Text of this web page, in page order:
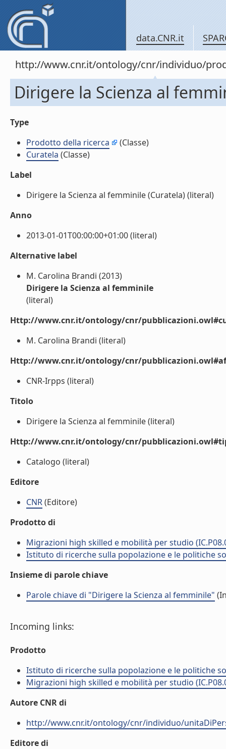
data.CNR.it
http://www.cnr.it/ontology/cnr/individuo/
Dirigere la Scienza al
Type
Prodotto della ricerca
(Classe)
Curatela (Classe)
Label
Dirigere la Scienza al femminile (Curatela) (literal)
Anno
2013-01-01T00:00:00+01:00 (literal)
Alternative label
M. Carolina Brandi (2013)
Dirigere la Scienza al femminile
(literal)
Http://www.cnr.it/ontology/cnr/
M. Carolina Brandi (literal)
Http://www.cnr.it/ontology/cnr/
CNR-Irpps (literal)
Titolo
Dirigere la Scienza al femminile (literal)
Http://www.cnr.it/ontology/cnr/
Catalogo (literal)
Editore
CNR(Editore)
Prodotto di
Migrazioni high skilled e mobilità per studio
Istituto di ricerche sulla popolazione e le politiche
Insieme di parole chiave
Parole chiave di "Dirigere la Scienza al femminile"
Incoming links:
Prodotto
Istituto di ricerche sulla popolazione e le politiche
Migrazioni high skilled e mobilità per studio
Autore CNR di
http://www.cnr.it/ontology/cnr/individuo/
Editore di